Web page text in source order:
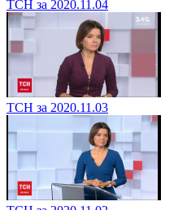
ТСН за 2020.11.04
ТСН за 2020.11.03